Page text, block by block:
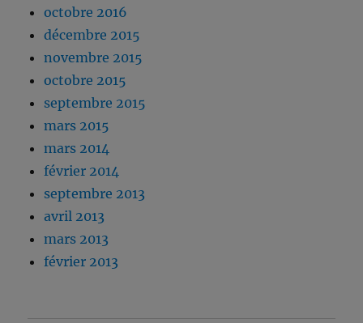
octobre 2016
décembre 2015
novembre 2015
octobre 2015
septembre 2015
mars 2015
mars 2014
février 2014
septembre 2013
avril 2013
mars 2013
février 2013